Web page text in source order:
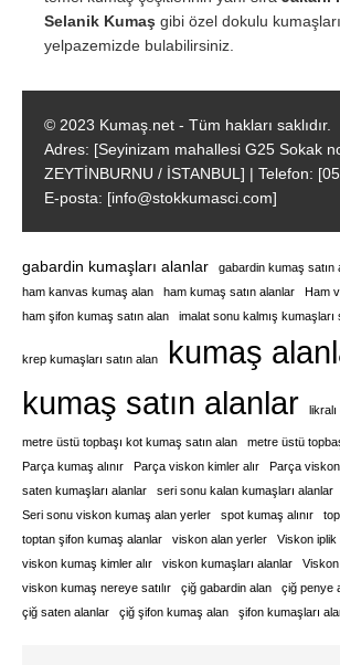
Selanik Kumaş gibi özel dokulu
yelpazemizde bulabilirsiniz.
© 2023 Kumaş.net - Tüm hakları saklıdır.
Adres: [Seyinizam mahallesi G25 Sokak
ZEYTİNBURNU / İSTANBUL] | Telefon:
E-posta: [info@stokkumasci.com]
gabardin kumaşları alanlar
gabardin kumaş satın
ham kanvas kumaş alan
ham kumaş satın alanlar
Ham
ham şifon kumaş satın alan
imalat sonu kalmış kumaşları
krep kumaşları satın alan
kumaş
kumaş satın alanlar
metre üstü topbaşı kot kumaş satın alan
metre üstü
Parça kumaş alınır
Parça viskon kimler alır
Parça
saten kumaşları alanlar
seri sonu kalan kumaşları alanlar
Seri sonu viskon kumaş alan yerler
spot kumaş alınır
toptan şifon kumaş alanlar
viskon alan yerler
Viskon iplik
viskon kumaş kimler alır
viskon kumaşları alanlar
viskon kumaş nereye satılır
çiğ gabardin alan çiğ penye
çiğ saten alanlar
çiğ şifon kumaş alan şifon kumaşları